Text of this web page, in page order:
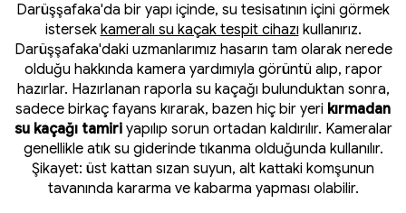
Darüşşafaka'da bir yapı içinde, su tesisatının içini görmek
istersek kameralı su kaçak tespit cihazı kullanırız.
Darüşşafaka'daki uzmanlarımız hasarın tam olarak nerede
olduğu hakkında kamera yardımıyla görüntü alıp, rapor
hazırlar. Hazırlanan raporla su kaçağı bulunduktan sonra,
sadece birkaç fayans kırarak, bazen hiç bir yeri kırmadan
su kaçağı tamiriyapılıp sorun ortadan kaldırılır. Kameralar
genellikle atık su giderinde tıkanma olduğunda kullanılır.
Şikayet: üst kattan sızan suyun, alt kattaki komşunun
tavanında kararma ve kabarma yapması olabilir.